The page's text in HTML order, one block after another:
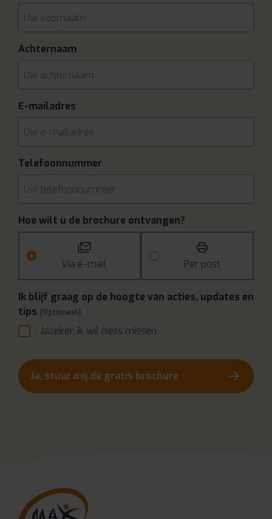
Achternaam
E-mailadres
Telefoonnummer
Hoe wilt u de brochure ontvangen?
Via e-mail Per post
Ik blijf graag op de hoogte van acties, updates en
tips (Optioneel)
Jazeker, ik wil niets missen
Ja, stuur mij de gratis brochure